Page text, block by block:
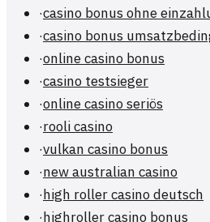
·casino bonus ohne
·casino bonus
·online casino bonus
·casino testsieger
·online casino seriös
·rooli casino
·vulkan casino bonus
·new australian casino
·high roller casino deutsch
·highroller casino bonus